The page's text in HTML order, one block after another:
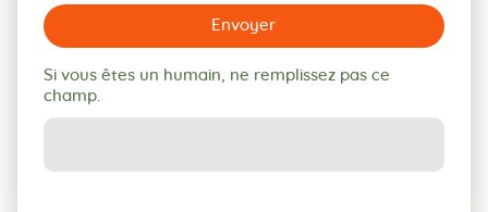
Envoyer
Si vous êtes un humain, ne remplissez pas ce
champ.